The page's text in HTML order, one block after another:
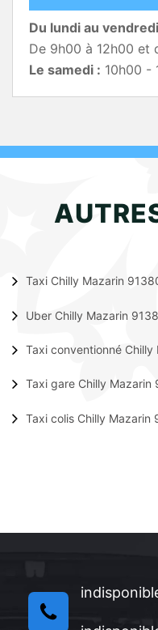
Du lundi au
De 9h00 à 12h00 et
Le samedi : 10h00 -
Taxi Chilly Mazarin
Uber Chilly Mazarin
Taxi conventionné Chilly
Taxi gare Chilly Mazarin
Taxi colis Chilly Mazarin